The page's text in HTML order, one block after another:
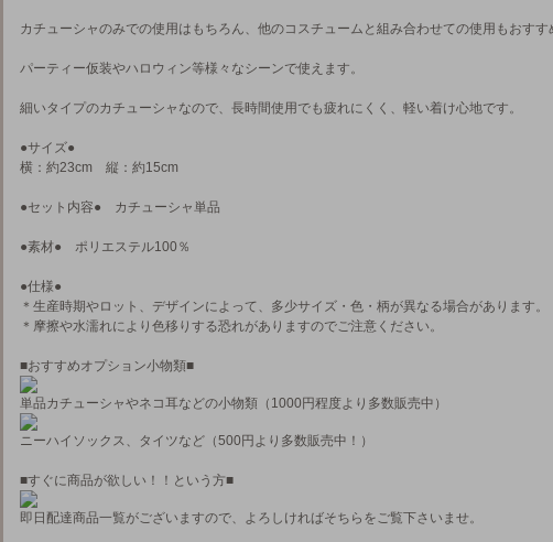
カチューシャのみでの使用はもちろん、他のコスチュームと組み合わせての使用もおすす
パーティー仮装やハロウィン等様々なシーンで使えます。
細いタイプのカチューシャなので、長時間使用でも疲れにくく、軽い着け心地です。
●サイズ●
横：約23cm 縦：約15cm
●セット内容● カチューシャ単品
●素材● ポリエステル100％
●仕様●
＊生産時期やロット、デザインによって、多少サイズ・色・柄が異なる場合があります。
＊摩擦や水濡れにより色移りする恐れがありますのでご注意ください。
■おすすめオプション小物類■
単品カチューシャやネコ耳などの小物類（1000円程度より多数販売中）
ニーハイソックス、タイツなど（500円より多数販売中！）
■すぐに商品が欲しい！！という方■
即日配達商品一覧がございますので、よろしければそちらをご覧下さいませ。